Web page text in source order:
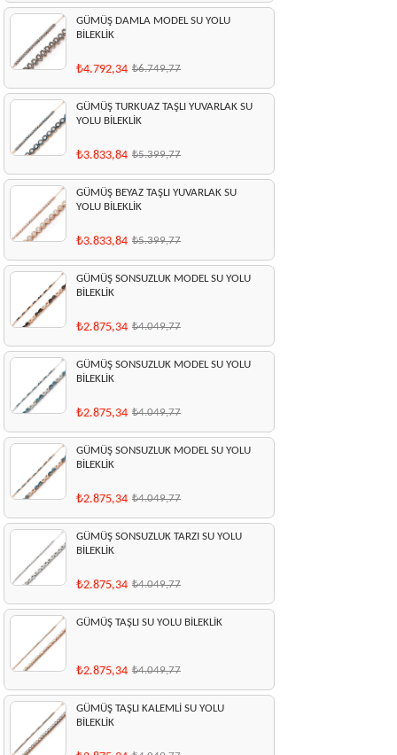
GÜMÜŞ DAMLA MODEL SU YOLU
BİLEKLİK
₺4.792,34 ₺6.749,77
GÜMÜŞ TURKUAZ TAŞLI YUVARLAK SU
YOLU BİLEKLİK
₺3.833,84 ₺5.399,77
GÜMÜŞ BEYAZ TAŞLI YUVARLAK SU
YOLU BİLEKLİK
₺3.833,84 ₺5.399,77
GÜMÜŞ SONSUZLUK MODEL SU YOLU
BİLEKLİK
₺2.875,34 ₺4.049,77
GÜMÜŞ SONSUZLUK MODEL SU YOLU
BİLEKLİK
₺2.875,34 ₺4.049,77
GÜMÜŞ SONSUZLUK MODEL SU YOLU
BİLEKLİK
₺2.875,34 ₺4.049,77
GÜMÜŞ SONSUZLUK TARZI SU YOLU
BİLEKLİK
₺2.875,34 ₺4.049,77
GÜMÜŞ TAŞLI SU YOLU BİLEKLİK
₺2.875,34 ₺4.049,77
GÜMÜŞ TAŞLI KALEMLİ SU YOLU
BİLEKLİK